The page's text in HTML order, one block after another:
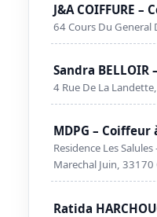
J&A COIFFURE
64 Cours Du General
Sandra
4 Rue De La
MDPG – Coiffeur
Residence Les
Marechal Juin,
Ratida